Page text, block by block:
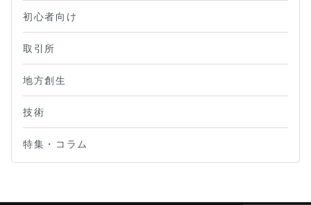
初心者向け
取引所
地方創生
技術
特集・コラム